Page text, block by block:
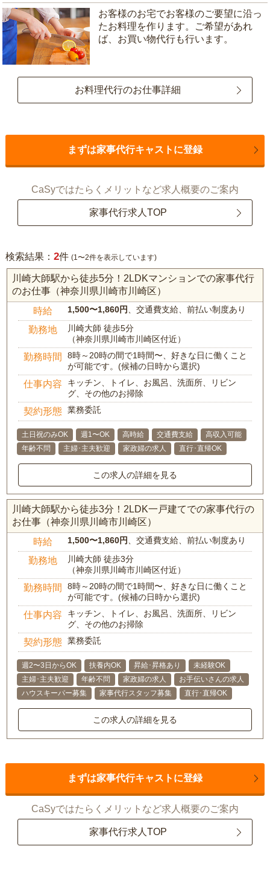
お客様のお宅でお客様のご要望に沿っ
たお料理を作ります。ご希望があれ
ば、お買い物代行も行います。
お料理代行のお仕事詳細
まずは家事代行キャストに登録
CaSyではたらくメリットなど求人概要のご案内
家事代行求人TOP
検索結果： 2件 (1〜2件を表示しています)
川崎大師駅から徒歩5分！2LDKマンションでの家事代行
のお仕事（神奈川県川崎市川崎区）
時給 1,500〜1,860円 、交通費支給、前払い制度あり
勤務地
川崎大師 徒歩5分
（神奈川県川崎市川崎区付近）
勤務時間
8時～20時の間で1時間〜、好きな日に働くこと
が可能です。(候補の日時から選択)
仕事内容
キッチン、トイレ、お風呂、洗面所、リビン
グ、その他のお掃除
契約形態 業務委託
土日祝のみOK 週1〜OK 高時給 交通費支給
高収入可能
年齢不問
主婦･主夫歓迎 家政婦の求人 直行･直帰OK
この求人の詳細を見る
川崎大師駅から徒歩3分！2LDK一戸建てでの家事代行の
お仕事（神奈川県川崎市川崎区）
時給 1,500〜1,860円 、交通費支給、前払い制度あり
勤務地
川崎大師 徒歩3分
（神奈川県川崎市川崎区付近）
勤務時間
8時～20時の間で1時間〜、好きな日に働くこと
が可能です。(候補の日時から選択)
仕事内容
キッチン、トイレ、お風呂、洗面所、リビン
グ、その他のお掃除
契約形態 業務委託
週2〜3日からOK 扶養内OK 昇給･昇格あり
未経験OK
主婦･主夫歓迎
年齢不問 家政婦の求人
お手伝いさんの求人
ハウスキーパー募集
家事代行スタッフ募集 直行･直帰OK
この求人の詳細を見る
まずは家事代行キャストに登録
CaSyではたらくメリットなど求人概要のご案内
家事代行求人TOP